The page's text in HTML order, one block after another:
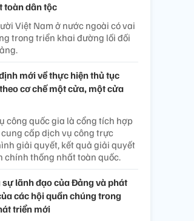
toàn dân tộc
Việt Nam ở nước ngoài có vai
trong triển khai đường lối đối
mới về thực hiện thủ tục
cơ chế một cửa, một cửa
công quốc gia là cổng tích hợp
cấp dịch vụ công trực
giải quyết, kết quả giải quyết
chính thống nhất toàn quốc.
lãnh đạo của Đảng và phát
các hội quần chúng trong
triển mới